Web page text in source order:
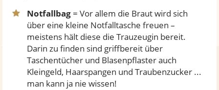
Notfallbag = Vor allem die Braut wird sich
über eine kleine Notfalltasche freuen –
meistens hält diese die Trauzeugin bereit.
Darin zu finden sind griffbereit über
Taschentücher und Blasenpflaster auch
Kleingeld, Haarspangen und Traubenzucker ...
man kann ja nie wissen!